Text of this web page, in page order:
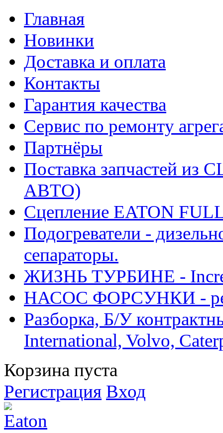
Главная
Новинки
Доставка и оплата
Контакты
Гарантия качества
Сервис по ремонту
Партнёры
Поставка запчастей
АВТО)
Сцепление EATON
Подогреватели -
сепараторы.
ЖИЗНЬ ТУРБИНЕ -
НАСОС ФОРСУНКИ -
Разборка, Б/У
International, Volvo,
Корзина пуста
Регистрация Вход